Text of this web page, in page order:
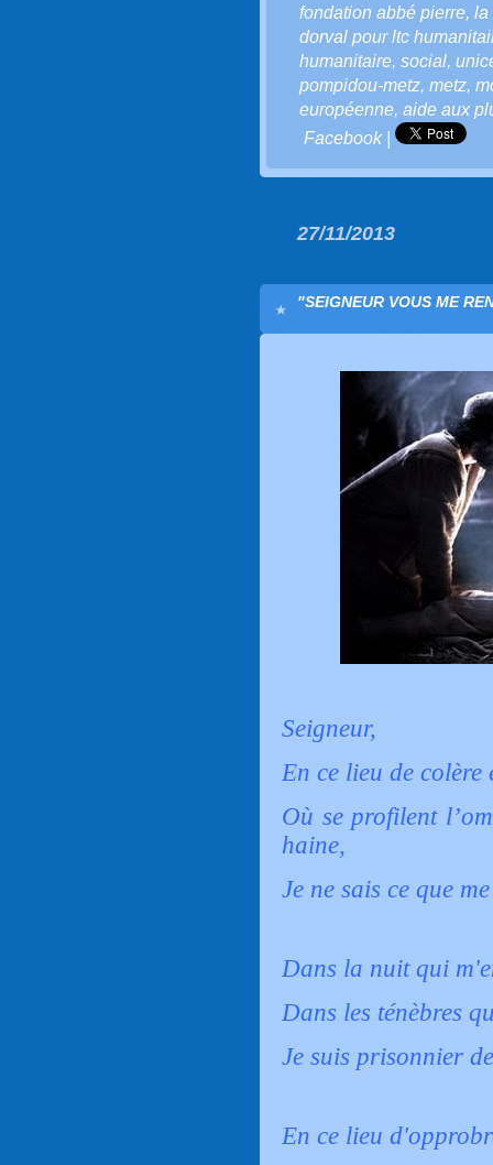
fondation abbé pierre, la
dorval pour ltc
humanitaire, social,
pompidou-metz, metz,
européenne, aide aux
Facebook|
27/11/2013
"SEIGNEUR VOUS ME
Seigneur,
En ce lieu de colère
Où se profilent
haine,
Je ne sais ce que
Dans la nuit qui
Dans les ténèbres
Je suis prisonnier
En ce lieu